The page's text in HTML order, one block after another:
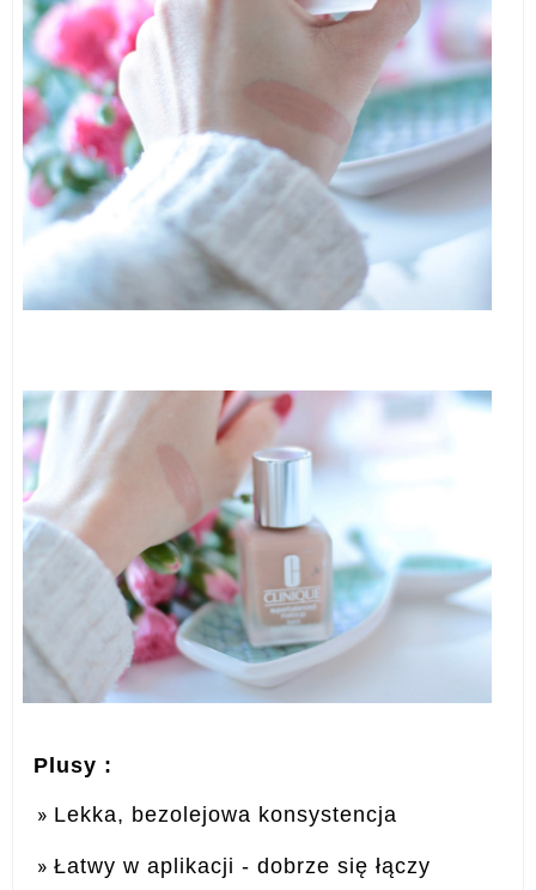
Plusy :
Lekka, bezolejowa konsystencja
Łatwy w aplikacji - dobrze się łączy